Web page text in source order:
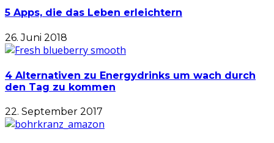
5 Apps, die das Leben erleichtern
26. Juni 2018
4 Alternativen zu Energydrinks um wach durch
den Tag zu kommen
22. September 2017